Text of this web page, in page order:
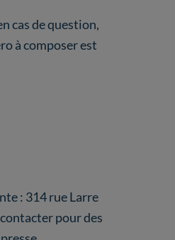
cas de question,
à composer est
: 314 rue Larre
contacter pour des